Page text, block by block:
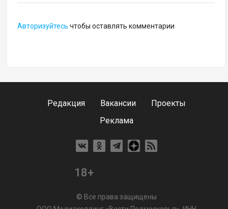
Авторизуйтесь чтобы оставлять комментарии
Редакция Вакансии
Проекты
Реклама
18+
© Все права защищены